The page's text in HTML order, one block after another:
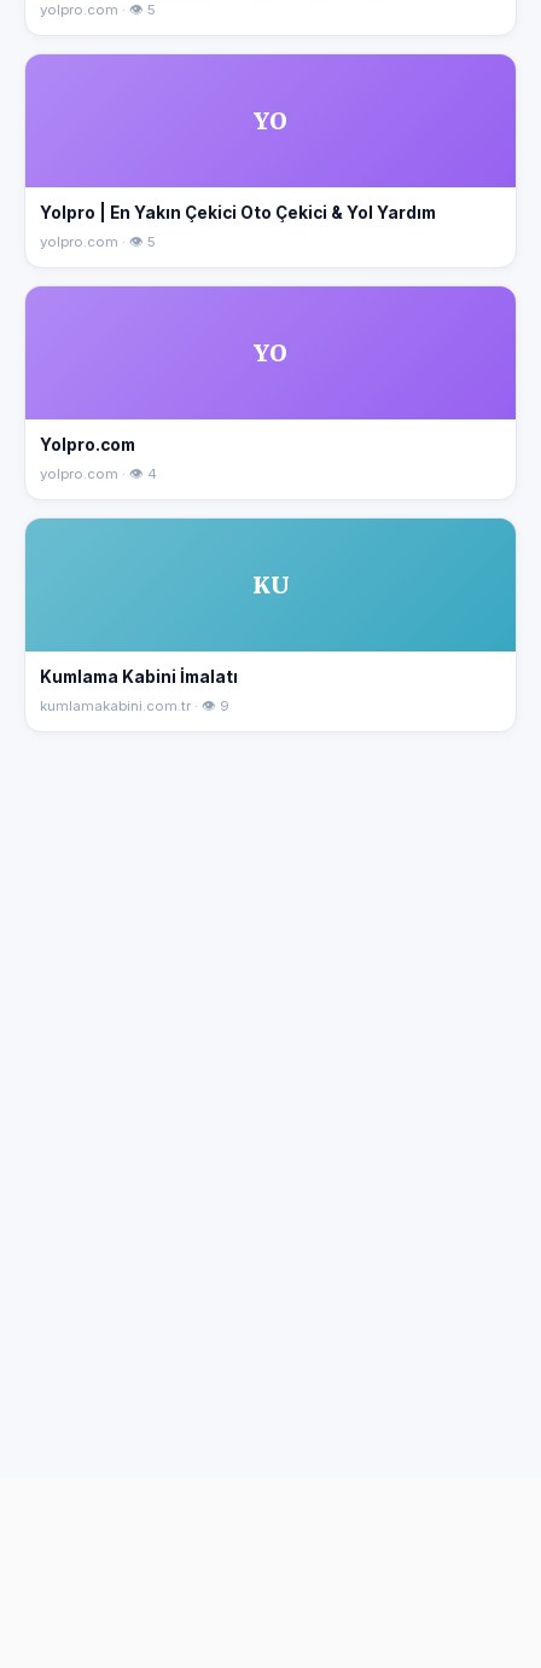
yolpro.com · 👁 5
YO
Yolpro | En Yakın Çekici Oto Çekici & Yol Yardım
yolpro.com · 👁 5
YO
Yolpro.com
yolpro.com · 👁 4
KU
Kumlama Kabini İmalatı
kumlamakabini.com.tr · 👁 9